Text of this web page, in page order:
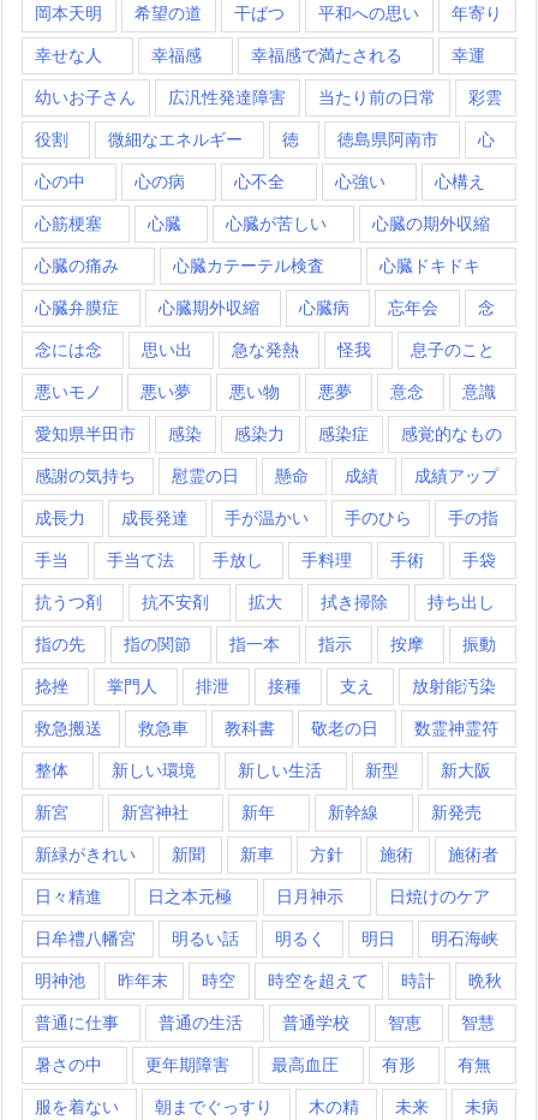
岡本天明 希望の道 干ばつ 平和への思い 年寄り
幸せな人 幸福感 幸福感で満たされる 幸運
幼いお子さん 広汎性発達障害 当たり前の日常 彩雲
役割 微細なエネルギー 徳 徳島県阿南市 心
心の中 心の病 心不全 心強い 心構え
心筋梗塞 心臓 心臓が苦しい 心臓の期外収縮
心臓の痛み 心臓カテーテル検査 心臓ドキドキ
心臓弁膜症 心臓期外収縮 心臓病 忘年会 念
念には念 思い出 急な発熱 怪我 息子のこと
悪いモノ 悪い夢 悪い物 悪夢 意念 意識
愛知県半田市 感染 感染力 感染症 感覚的なもの
感謝の気持ち 慰霊の日 懸命 成績 成績アップ
成長力 成長発達 手が温かい 手のひら 手の指
手当 手当て法 手放し 手料理 手術 手袋
抗うつ剤 抗不安剤 拡大 拭き掃除 持ち出し
指の先 指の関節 指一本 指示 按摩 振動
捻挫 掌門人 排泄 接種 支え 放射能汚染
救急搬送 救急車 教科書 敬老の日 数霊神霊符
整体 新しい環境 新しい生活 新型 新大阪
新宮 新宮神社 新年 新幹線 新発売
新緑がきれい 新聞 新車 方針 施術 施術者
日々精進 日之本元極 日月神示 日焼けのケア
日牟禮八幡宮 明るい話 明るく 明日 明石海峡
明神池 昨年末 時空 時空を超えて 時計 晩秋
普通に仕事 普通の生活 普通学校 智恵 智慧
暑さの中 更年期障害 最高血圧 有形 有無
服を着ない 朝までぐっすり 木の精 未来 未病